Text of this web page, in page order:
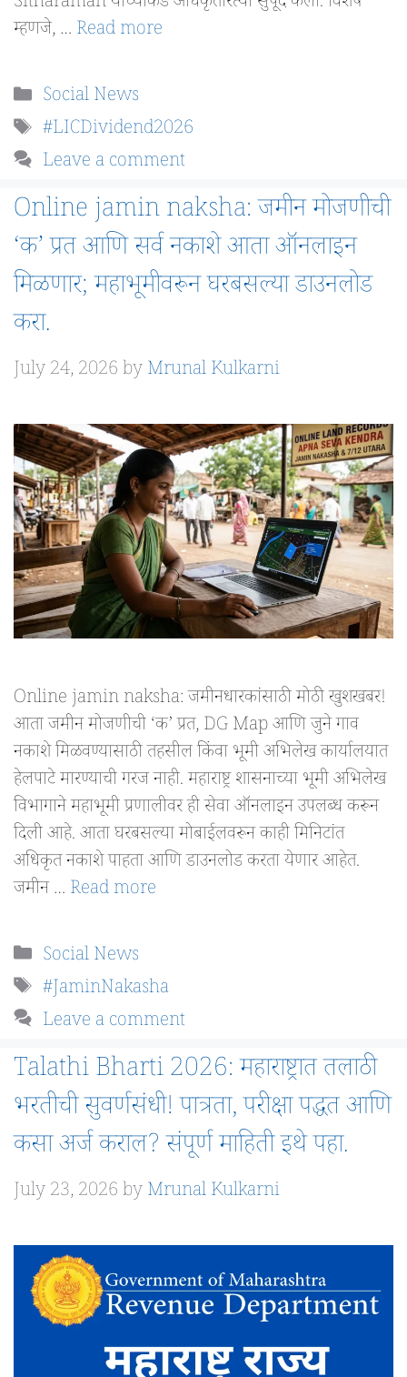
म्हणजे, … Read more
Categories
Social News
Tags
#LICDividend2026
Leave a comment
Online jamin naksha: जमीन मोजणीची
‘क’ प्रत आणि सर्व नकाशे आता ऑनलाइन
मिळणार; महाभूमीवरून घरबसल्या डाउनलोड
करा.
July 24, 2026byMrunal Kulkarni
Online jamin naksha: जमीनधारकांसाठी मोठी खुशखबर!
आता जमीन मोजणीची ‘क’ प्रत, DG Map आणि जुने गाव
नकाशे मिळवण्यासाठी तहसील किंवा भूमी अभिलेख कार्यालयात
हेलपाटे मारण्याची गरज नाही. महाराष्ट्र शासनाच्या भूमी अभिलेख
विभागाने महाभूमी प्रणालीवर ही सेवा ऑनलाइन उपलब्ध करून
दिली आहे. आता घरबसल्या मोबाईलवरून काही मिनिटांत
अधिकृत नकाशे पाहता आणि डाउनलोड करता येणार आहेत.
जमीन … Read more
Categories
Social News
Tags
#JaminNakasha
Leave a comment
Talathi Bharti 2026: महाराष्ट्रात तलाठी
भरतीची सुवर्णसंधी! पात्रता, परीक्षा पद्धत आणि
कसा अर्ज कराल? संपूर्ण माहिती इथे पहा.
July 23, 2026byMrunal Kulkarni